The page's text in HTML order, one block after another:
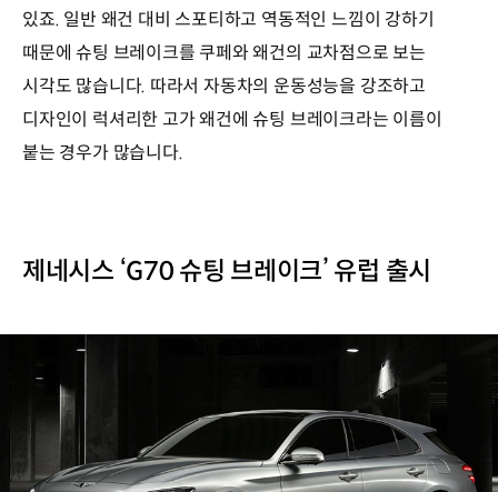
있죠. 일반 왜건 대비 스포티하고 역동적인 느낌이 강하기
때문에 슈팅 브레이크를 쿠페와 왜건의 교차점으로 보는
시각도 많습니다. 따라서 자동차의 운동성능을 강조하고
디자인이 럭셔리한 고가 왜건에 슈팅 브레이크라는 이름이
붙는 경우가 많습니다.
제네시스 ‘G70 슈팅 브레이크’ 유럽 출시